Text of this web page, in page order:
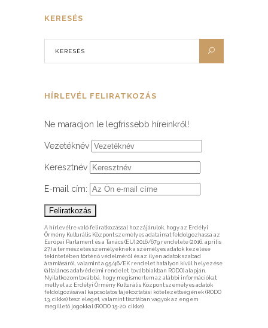
KERESÉS
HÍRLEVÉL FELIRATKOZÁS
Ne maradjon le legfrissebb híreinkről!
Vezetéknév
Keresztnév
E-mail cím:
A hírlevélre való feliratkozással hozzájárulok, hogy az Erdélyi
Örmény Kulturális Központ személyes adataimat feldolgozhassa az
Európai Parlament és a Tanács (EU) 2016/679 rendelete (2016. április
27.) a természetes személyeknek a személyes adatok kezelése
tekintetében történő védelméről és az ilyen adatok szabad
áramlásáról, valamint a 95/46/EK rendelet hatályon kívül helyezése
(általános adatvédelmi rendelet, továbbiakban RODO) alapján.
Nyilatkozom továbbá, hogy megismertem az alábbi információkat,
mellyel az Erdélyi Örmény Kulturális Központ személyes adatok
feldolgozásával kapcsolatos tájékoztatási kötelezettségének (RODO
13. cikke) tesz eleget, valamint tisztában vagyok az engem
megillető jogokkal (RODO 15-20. cikke).